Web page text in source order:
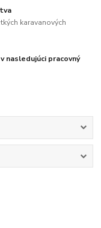
karavanových
nasledujúci pracovný